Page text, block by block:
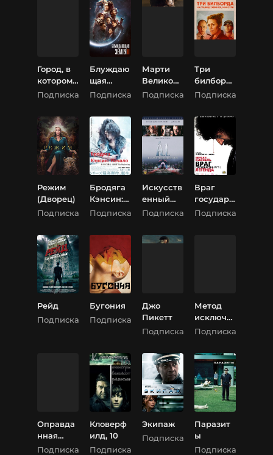
Город, в
котором
меня нет
Подписка
Блуждаю
щая
Земля 2
Подписка
Марти
Великоле
пный
Подписка
Три
билборд
а на
Эббинга,
Миссури
Подписка
Режим
(Дворец)
Подписка
Бродяга
Кэнсин:
Начало
Подписка
Искусств
енный
разум
венный
интеллек
Подписка
Враг
государс
тва №1:
Подписка
Рейд
Подписка
Бугония
Подписка
Джо
Пикетт
Подписка
Метод
исключе
ния
Подписка
Оправда
нная
жестокос
Подписка
Кловерф
илд, 10
Подписка
Экипаж
Подписка
Паразит
ы
Подписка